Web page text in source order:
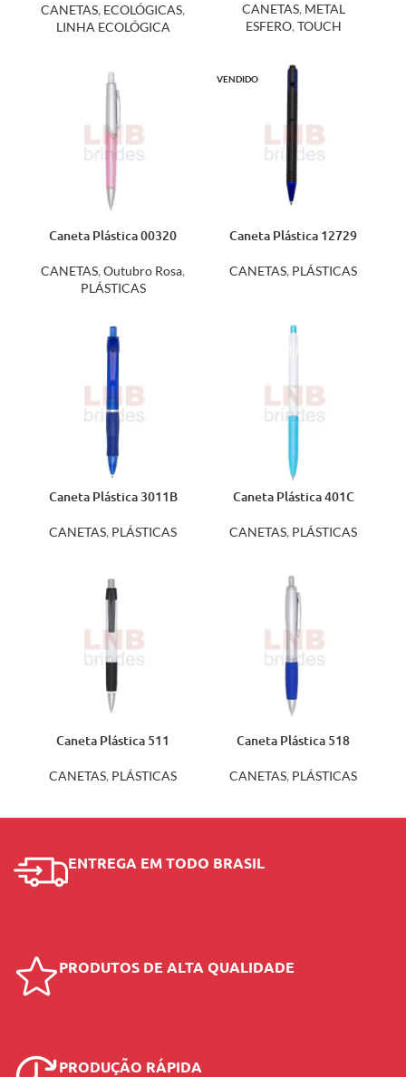
CANETAS, ECOLÓGICAS,
LINHA ECOLÓGICA
CANETAS, METAL
ESFERO, TOUCH
Caneta Plástica 00320
CANETAS, Outubro Rosa,
PLÁSTICAS
VENDIDO
Caneta Plástica 12729
CANETAS, PLÁSTICAS
Caneta Plástica 3011B
CANETAS, PLÁSTICAS
Caneta Plástica 401C
CANETAS, PLÁSTICAS
Caneta Plástica 511
CANETAS, PLÁSTICAS
Caneta Plástica 518
CANETAS, PLÁSTICAS
ENTREGA EM TODO BRASIL
PRODUTOS DE ALTA QUALIDADE
PRODUÇÃO RÁPIDA